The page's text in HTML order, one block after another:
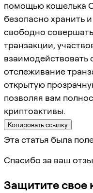
помощью кошелька
безопасно хранить
свободно
транзакции,
взаимодействовать
отслеживание
открытую
позволяя вам
криптоактивы.
Копировать ссылку
Эта статья была
Спасибо за ваш
Защитите свое